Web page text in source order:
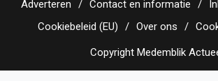
Adverteren Contact en informatie
Cookiebeleid (EU)
Over ons
Copyright Medemblik